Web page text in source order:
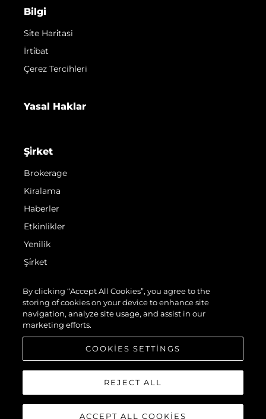
Bilgi
Si̇te Hari̇tasi
İrti̇bat
Çerez Tercihleri
Yasal Haklar
Şi̇rket
Brokerage
Kiralama
Haberler
Etkinlikler
Yenilik
Şi̇rket
Yaşam Şekli̇
Mi̇ras
Teknenizin Piyasa Değerini Öğrenin
© 2026 Sunseeker London Group.Her hakkı saklıdır.
By clicking “Accept All Cookies”, you agree to the
storing of cookies on your device to enhance site
navigation, analyze site usage, and assist in our
marketing efforts.
COOKIES SETTINGS
REJECT ALL
ACCEPT ALL COOKIES